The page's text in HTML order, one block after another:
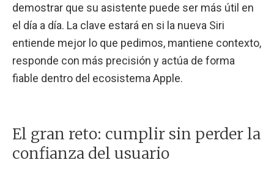
demostrar que su asistente puede ser más útil en
el día a día. La clave estará en si la nueva Siri
entiende mejor lo que pedimos, mantiene contexto,
responde con más precisión y actúa de forma
fiable dentro del ecosistema Apple.
El gran reto: cumplir sin perder la
confianza del usuario